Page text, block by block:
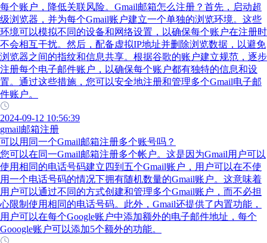
每个账户，降低关联风险。Gmail邮箱怎么注册？首先，启动超
级浏览器，并为每个Gmail账户建立一个单独的浏览环境。这些
环境可以模拟不同的设备和网络设置，以确保每个账户在注册时
不会相互干扰。然后，配备虚拟IP地址并删除浏览数据，以避免
浏览器之间的指纹和信息共享。根据谷歌的账户建立规范，逐步
注册每个电子邮件账户，以确保每个账户都有独特的信息和设
置。通过这些措施，您可以安全地注册和管理多个Gmail电子邮
件账户。
2024-09-12 10:56:39
gmail邮箱注册
可以用同一个Gmail邮箱注册多个账号吗？
您可以在同一Gmail邮箱注册多个帐户。这是因为Gmail用户可以
使用相同的电话号码建立四到五个Gmail账户，用户可以在不使
用一个电话号码的情况下拥有随机数量的Gmail账户。这意味着
用户可以通过不同的方式创建和管理多个Gmail账户，而不必担
心限制使用相同的电话号码。此外，Gmail还提供了内置功能，
用户可以在每个Google账户中添加额外的电子邮件地址，每个
Gooogle账户可以添加5个额外的功能。